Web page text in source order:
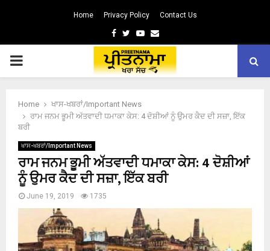
Home Privacy Policy Contact Us
Facebook
TwitterYoutube
Email
PRIMARY
Home
ਖਾਸ-ਖਬਰਾਂ/Important News
ਰਾਮ ਜਨਮ ਭੂਮੀ ਅੱਤਵਾਦੀ ਧਮਾਕਾ ਕੇਸ: 4 ਦੋਸ਼ੀਆਂ ਨੂੰ ਉਮਰ ਕੈਦ ਦੀ ਸਜ਼ਾ, ਇੱਕ
ਬਰੀ
ਖਾਸ-ਖਬਰਾਂ/Important News
ਰਾਮ ਜਨਮ ਭੂਮੀ ਅੱਤਵਾਦੀ ਧਮਾਕਾ ਕੇਸ: 4 ਦੋਸ਼ੀਆਂ
ਨੂੰ ਉਮਰ ਕੈਦ ਦੀ ਸਜ਼ਾ, ਇੱਕ ਬਰੀ
June 19, 2019 1735